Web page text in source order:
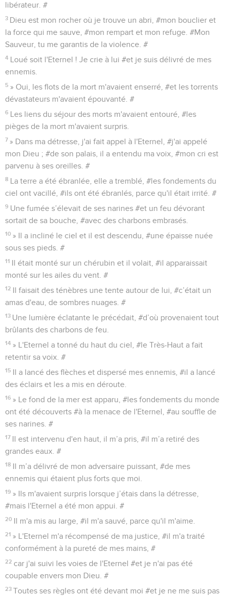
libérateur. #
3 Dieu est mon rocher où je trouve un abri, #mon bouclier et
la force qui me sauve, #mon rempart et mon refuge. #Mon
Sauveur, tu me garantis de la violence. #
4 Loué soit l'Eternel ! Je crie à lui #et je suis délivré de mes
ennemis.
5 » Oui, les flots de la mort m'avaient enserré, #et les torrents
dévastateurs m'avaient épouvanté. #
6 Les liens du séjour des morts m'avaient entouré, #les
pièges de la mort m'avaient surpris.
7 » Dans ma détresse, j'ai fait appel à l'Eternel, #j'ai appelé
mon Dieu ; #de son palais, il a entendu ma voix, #mon cri est
parvenu à ses oreilles. #
8 La terre a été ébranlée, elle a tremblé, #les fondements du
ciel ont vacillé, #ils ont été ébranlés, parce qu'il était irrité. #
9 Une fumée s’élevait de ses narines #et un feu dévorant
sortait de sa bouche, #avec des charbons embrasés.
10 » Il a incliné le ciel et il est descendu, #une épaisse nuée
sous ses pieds. #
11 Il était monté sur un chérubin et il volait, #il apparaissait
monté sur les ailes du vent. #
12 Il faisait des ténèbres une tente autour de lui, #c’était un
amas d'eau, de sombres nuages. #
13 Une lumière éclatante le précédait, #d’où provenaient tout
brûlants des charbons de feu.
14 » L'Eternel a tonné du haut du ciel, #le Très-Haut a fait
retentir sa voix. #
15 Il a lancé des flèches et dispersé mes ennemis, #il a lancé
des éclairs et les a mis en déroute.
16 » Le fond de la mer est apparu, #les fondements du monde
ont été découverts #à la menace de l'Eternel, #au souffle de
ses narines. #
17 Il est intervenu d'en haut, il m’a pris, #il m’a retiré des
grandes eaux. #
18 Il m’a délivré de mon adversaire puissant, #de mes
ennemis qui étaient plus forts que moi.
19 » Ils m'avaient surpris lorsque j’étais dans la détresse,
#mais l'Eternel a été mon appui. #
20 Il m'a mis au large, #il m'a sauvé, parce qu'il m'aime.
21 » L'Eternel m'a récompensé de ma justice, #il m'a traité
conformément à la pureté de mes mains, #
22 car j'ai suivi les voies de l'Eternel #et je n'ai pas été
coupable envers mon Dieu. #
23 Toutes ses règles ont été devant moi #et je ne me suis pas